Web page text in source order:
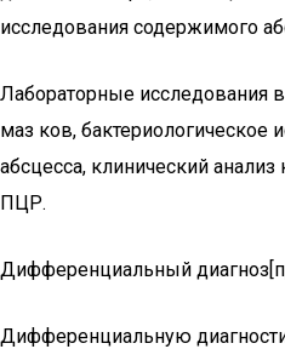
исследования содержимого
Лабораторные исследования
маз ков, бактериологическое
абсцесса, клинический
ПЦР.
Дифференциальный
Дифференциальную